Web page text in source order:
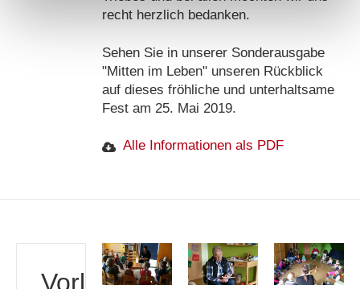
recht herzlich bedanken.
Sehen Sie in unserer Sonderausgabe
"Mitten im Leben" unseren Rückblick
auf dieses fröhliche und unterhaltsame
Fest am 25. Mai 2019.
Alle Informationen als PDF
Vorlesen